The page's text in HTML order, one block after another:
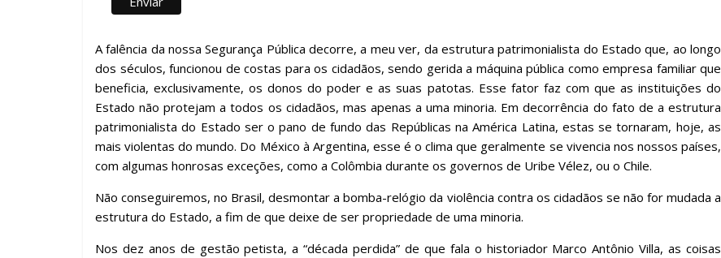
A falência da nossa Segurança Pública decorre, a meu ver, da estrutura patrimonialista do Estado que, ao longo
dos séculos, funcionou de costas para os cidadãos, sendo gerida a máquina pública como empresa familiar que
beneficia, exclusivamente, os donos do poder e as suas patotas. Esse fator faz com que as instituições do
Estado não protejam a todos os cidadãos, mas apenas a uma minoria. Em decorrência do fato de a estrutura
patrimonialista do Estado ser o pano de fundo das Repúblicas na América Latina, estas se tornaram, hoje, as
mais violentas do mundo. Do México à Argentina, esse é o clima que geralmente se vivencia nos nossos países,
com algumas honrosas exceções, como a Colômbia durante os governos de Uribe Vélez, ou o Chile.
Não conseguiremos, no Brasil, desmontar a bomba-relógio da violência contra os cidadãos se não for mudada a
estrutura do Estado, a fim de que deixe de ser propriedade de uma minoria.
Nos dez anos de gestão petista, a “década perdida” de que fala o historiador Marco Antônio Villa, as coisas